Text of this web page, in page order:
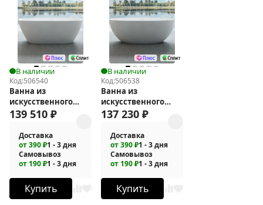
В наличии
Код:506540
Ванна из
искусственного
камня Vincea 170x75
139 510 ₽
Доставка
от 390 ₽1 - 3 дня
Самовывоз
от 190 ₽1 - 3 дня
Купить
В наличии
Код:506538
Ванна из
искусственного
камня Vincea 170x75
137 230 ₽
Доставка
от 390 ₽1 - 3 дня
Самовывоз
от 190 ₽1 - 3 дня
Купить